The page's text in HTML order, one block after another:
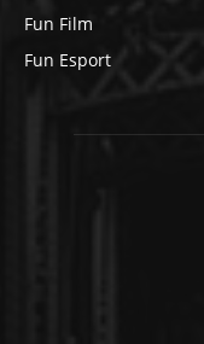
Fun Film
Fun Esport